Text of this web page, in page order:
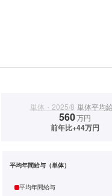
単体・2025/8 単体平均
560万円
前年比+44万円
平均年間給与（単体）
平均年間給与